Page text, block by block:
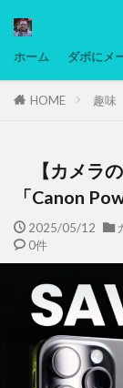
ホーム ダボにメ
HOME 趣味
【カメラ
「Canon
2025/05/12
0件
タグ
マレーシア
低温調理
備忘録